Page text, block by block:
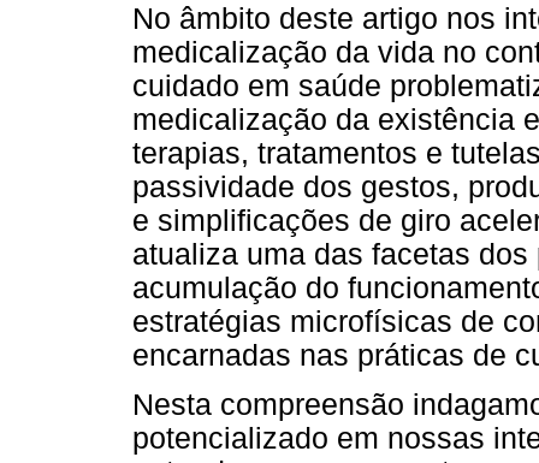
No âmbito deste artigo nos
medicalização da vida no
cuidado em saúde
medicalização da existência
terapias, tratamentos e
passividade dos gestos,
e simplificações de giro
atualiza uma das facetas
acumulação do
estratégias microfísicas de
encarnadas nas práticas de
Nesta compreensão
potencializado em nossas